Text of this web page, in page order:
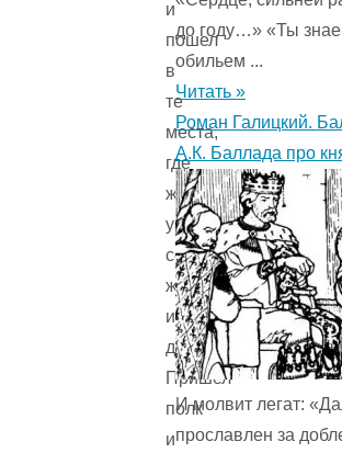
и
пошел
в
те
места,
где
жили
у
солдата
жена
и
дочь.
Пришел
полк
и
до году…» «Ты
обильем ...
Читать »
Роман Галицкий.
А.К. Баллада про
И молвит легат:
прославлен за